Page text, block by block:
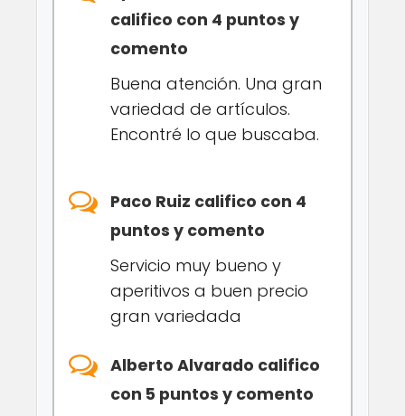
califico con 4 puntos y
comento
Buena atención. Una gran
variedad de artículos.
Encontré lo que buscaba.
Paco Ruiz califico con 4
puntos y comento
Servicio muy bueno y
aperitivos a buen precio
gran variedada
Alberto Alvarado califico
con 5 puntos y comento